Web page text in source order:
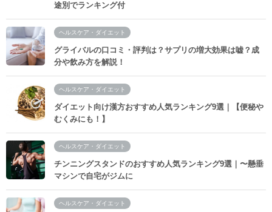
途別でランキング付
ヘルスケア・ダイエット
グライバルの口コミ・評判は？サプリの増大効果は嘘？成
分や飲み方を解説！
ヘルスケア・ダイエット
ダイエット向け漢方おすすめ人気ランキング9選｜【便秘や
むくみにも！】
ヘルスケア・ダイエット
チンニングスタンドのおすすめ人気ランキング9選｜〜懸垂
マシンで自宅がジムに
ヘルスケア・ダイエット